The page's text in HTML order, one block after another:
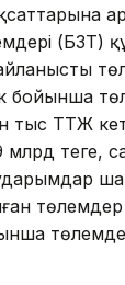
(БЗТ)
бойынша
тыс ТТЖ
теңге,